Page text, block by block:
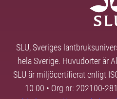
SLU, Sveriges
hela Sverige. Huvudorter är
SLU är miljöcertifierat enligt
10 00 • Org nr: 202100-